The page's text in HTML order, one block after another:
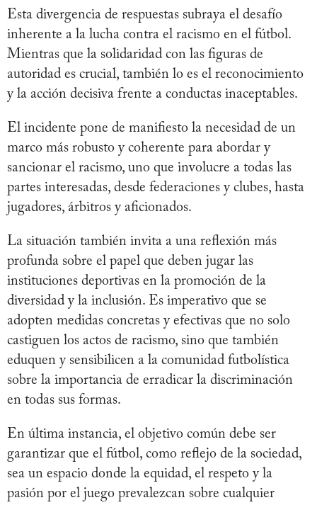
Esta divergencia de respuestas subraya el desafío
inherente a la lucha contra el racismo en el fútbol.
Mientras que la solidaridad con las figuras de
autoridad es crucial, también lo es el reconocimiento
y la acción decisiva frente a conductas inaceptables.
El incidente pone de manifiesto la necesidad de un
marco más robusto y coherente para abordar y
sancionar el racismo, uno que involucre a todas las
partes interesadas, desde federaciones y clubes, hasta
jugadores, árbitros y aficionados.
La situación también invita a una reflexión más
profunda sobre el papel que deben jugar las
instituciones deportivas en la promoción de la
diversidad y la inclusión. Es imperativo que se
adopten medidas concretas y efectivas que no solo
castiguen los actos de racismo, sino que también
eduquen y sensibilicen a la comunidad futbolística
sobre la importancia de erradicar la discriminación
en todas sus formas.
En última instancia, el objetivo común debe ser
garantizar que el fútbol, como reflejo de la sociedad,
sea un espacio donde la equidad, el respeto y la
pasión por el juego prevalezcan sobre cualquier